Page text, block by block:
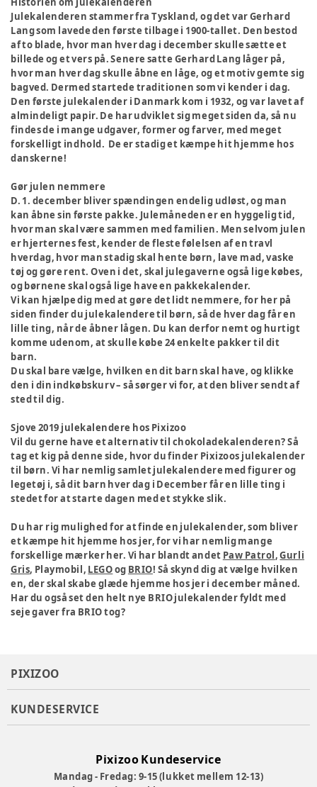
Julekalenderen stammer fra Tyskland, og det var Gerhard
Lang som lavede den første tilbage i 1900-tallet. Den bestod
af to blade, hvor man hver dag i december skulle sætte et
billede og et vers på. Senere satte Gerhard Lang låger på,
hvor man hver dag skulle åbne en låge, og et motiv gemte sig
bagved. Dermed startede traditionen som vi kender i dag.
Den første julekalender i Danmark kom i 1932, og var lavet af
almindeligt papir. De har udviklet sig meget siden da, så nu
findes de i mange udgaver, former og farver, med meget
forskelligt indhold. De er stadig et kæmpe hit hjemme hos
danskerne!
Gør julen nemmere
D. 1. december bliver spændingen endelig udløst, og man
kan åbne sin første pakke. Julemåneden er en hyggelig tid,
hvor man skal være sammen med familien. Men selvom julen
er hjerternes fest, kender de fleste følelsen af en travl
hverdag, hvor man stadig skal hente børn, lave mad, vaske
tøj og gøre rent. Oven i det, skal julegaverne også lige købes,
og børnene skal også lige have en pakkekalender.
Vi kan hjælpe dig med at gøre det lidt nemmere, for her på
siden finder du julekalendere til børn, så de hver dag får en
lille ting, når de åbner lågen. Du kan derfor nemt og hurtigt
komme udenom, at skulle købe 24 enkelte pakker til dit
barn.
Du skal bare vælge, hvilken en dit barn skal have, og klikke
den i din indkøbskurv – så sørger vi for, at den bliver sendt af
sted til dig.
Sjove 2019 julekalendere hos Pixizoo
Vil du gerne have et alternativ til chokoladekalenderen? Så
tag et kig på denne side, hvor du finder Pixizoos julekalender
til børn. Vi har nemlig samlet julekalendere med figurer og
legetøj i, så dit barn hver dag i December får en lille ting i
stedet for at starte dagen med et stykke slik.
Du har rig mulighed for at finde en julekalender, som bliver
et kæmpe hit hjemme hos jer, for vi har nemlig mange
forskellige mærker her. Vi har blandt andet Paw Patrol,Gurli
Gris, Playmobil, LEGOog BRIO! Så skynd dig at vælge hvilken
en, der skal skabe glæde hjemme hos jer i december måned.
Har du også set den helt nye BRIO julekalender fyldt med
seje gaver fra BRIO tog?
PIXIZOO
KUNDESERVICE
Pixizoo Kundeservice
Mandag - Fredag: 9-15 (lukket mellem 12-13)